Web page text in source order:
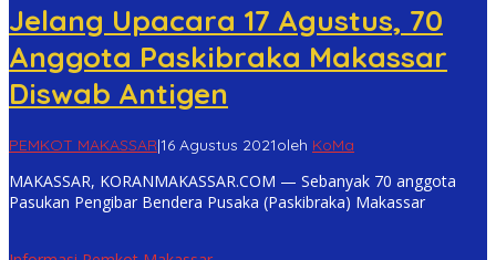
Jelang Upacara 17 Agustus, 70
Anggota Paskibraka Makassar
Diswab Antigen
PEMKOT MAKASSAR|16 Agustus 2021oleh KoMa
MAKASSAR, KORANMAKASSAR.COM — Sebanyak 70 anggota
Pasukan Pengibar Bendera Pusaka (Paskibraka) Makassar